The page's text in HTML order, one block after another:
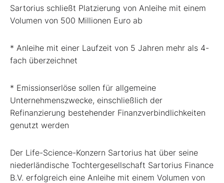
Sartorius schließt Platzierung von Anleihe mit einem
Volumen von 500 Millionen Euro ab
* Anleihe mit einer Laufzeit von 5 Jahren mehr als 4-
fach überzeichnet
* Emissionserlöse sollen für allgemeine
Unternehmenszwecke, einschließlich der
Refinanzierung bestehender Finanzverbindlichkeiten
genutzt werden
Der Life-Science-Konzern Sartorius hat über seine
niederländische Tochtergesellschaft Sartorius Finance
B.V. erfolgreich eine Anleihe mit einem Volumen von